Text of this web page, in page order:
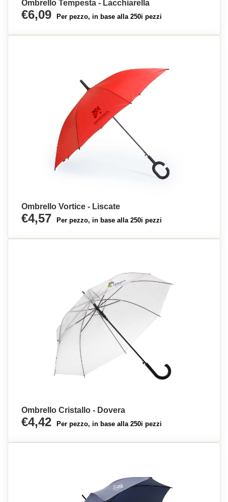
Ombrello Tempesta - Lacchiarella
€6,09 Per pezzo, in base alla 250i pezzi
Ombrello Vortice - Liscate
€4,57 Per pezzo, in base alla 250i pezzi
Ombrello Cristallo - Dovera
€4,42 Per pezzo, in base alla 250i pezzi